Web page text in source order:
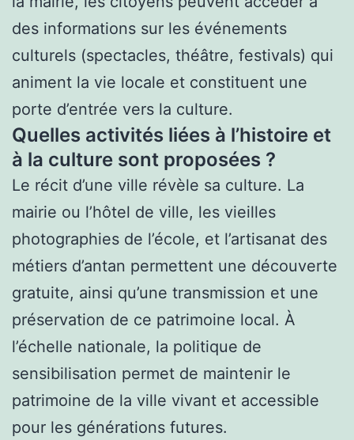
des informations sur les événements
culturels (spectacles, théâtre, festivals) qui
animent la vie locale et constituent une
porte d’entrée vers la culture.
Quelles activités liées à l’histoire et
à la culture sont proposées ?
Le récit d’une ville révèle sa culture. La
mairie ou l’hôtel de ville, les vieilles
photographies de l’école, et l’artisanat des
métiers d’antan permettent une découverte
gratuite, ainsi qu’une transmission et une
préservation de ce patrimoine local. À
l’échelle nationale, la politique de
sensibilisation permet de maintenir le
patrimoine de la ville vivant et accessible
pour les générations futures.